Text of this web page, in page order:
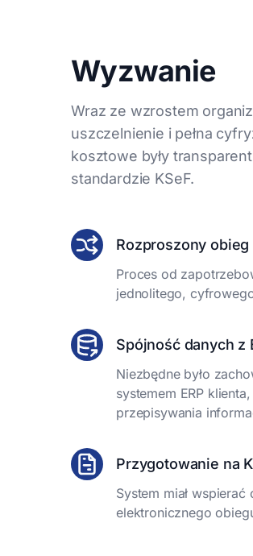
Wyzwanie
Wraz ze wzrostem
uszczelnienie i pełna
kosztowe były
standardzie KSeF.
Rozproszony
Proces od
jednolitego,
Spójność danych z
Niezbędne było
systemem ERP
przepisywania
Przygotowanie na
System miał
elektronicznego